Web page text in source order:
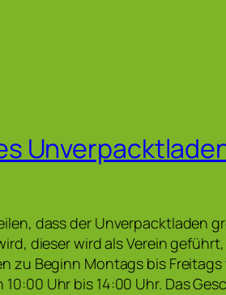
dass der Unverpacktladen
dieser wird als Verein
zu Beginn Montags bis Freitags
Uhr bis 14:00 Uhr. Das